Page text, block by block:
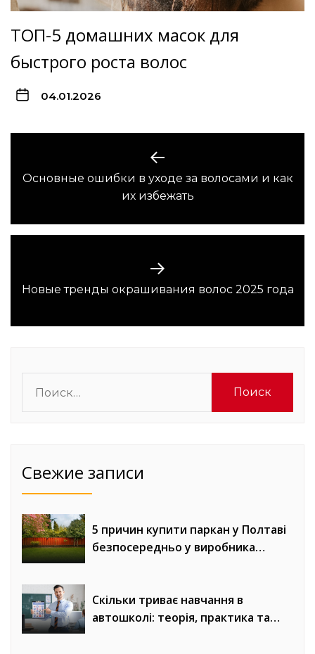
ТОП-5 домашних масок для
быстрого роста волос
04.01.2026
по
Предыдущая
запись:
Основные ошибки в уходе за волосами и как
их избежать
Следующая
Новые тренды окрашивания волос 2025 года
Свежие записи
5 причин купити паркан у Полтаві
безпосередньо у виробника
Скільки триває навчання в
автошколі: теорія, практика та